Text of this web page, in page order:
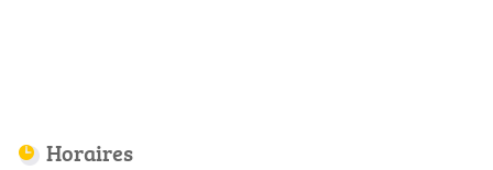
Horaires